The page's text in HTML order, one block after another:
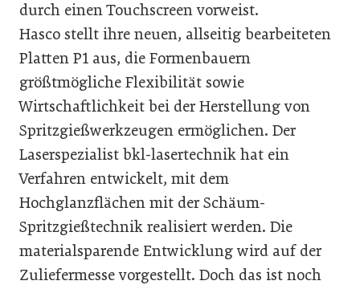
durch einen Touchscreen vorweist.
Hasco stellt ihre neuen, allseitig bearbeiteten
Platten P1 aus, die Formenbauern
größtmögliche Flexibilität sowie
Wirtschaftlichkeit bei der Herstellung von
Spritzgießwerkzeugen ermöglichen. Der
Laserspezialist bkl-lasertechnik hat ein
Verfahren entwickelt, mit dem
Hochglanzflächen mit der Schäum-
Spritzgießtechnik realisiert werden. Die
materialsparende Entwicklung wird auf der
Zuliefermesse vorgestellt. Doch das ist noch